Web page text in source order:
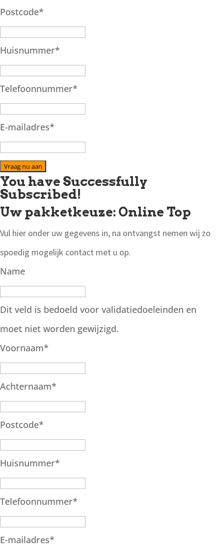
Postcode*
Huisnummer*
Telefoonnummer*
E-mailadres*
Vraag nu aan
You have Successfully
Subscribed!
Uw pakketkeuze: Online Top
Vul hier onder uw gegevens in, na ontvangst nemen wij zo
spoedig mogelijk contact met u op.
Name
Dit veld is bedoeld voor validatiedoeleinden en
moet niet worden gewijzigd.
Voornaam*
Achternaam*
Postcode*
Huisnummer*
Telefoonnummer*
E-mailadres*